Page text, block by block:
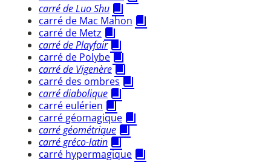
carré de Luo Shu
carré de Mac Mahon
carré de Metz
carré de Playfair
carré de Polybe
carré de Vigenère
carré des ombres
carré diabolique
carré eulérien
carré géomagique
carré géométrique
carré gréco-latin
carré hypermagique